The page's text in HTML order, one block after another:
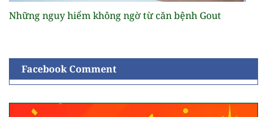
Những nguy hiểm không ngờ từ căn bệnh Gout
Facebook Comment